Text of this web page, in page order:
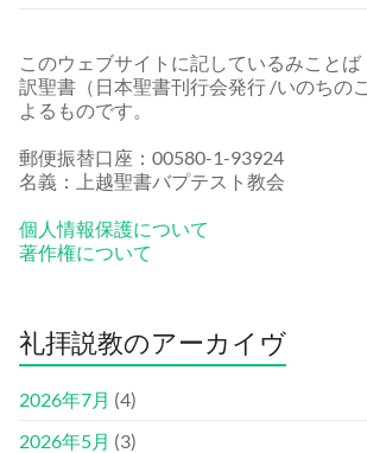
このウェブサイトに記しているみこと
訳聖書（日本聖書刊行会発行 /いのちの
よるものです。
郵便振替口座：00580-1-93924
名義：上越聖書バプテスト教会
個人情報保護について
著作権について
礼拝説教のアーカイヴ
2026年7月 (4)
2026年5月 (3)